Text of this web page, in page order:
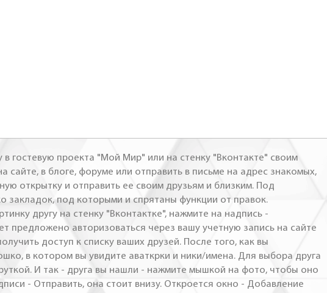
в гостевую проекта "Мой Мир" или на стенку "Вконтакте" своим
сайте, в блоге, форуме или отправить в письме на адрес знакомых,
открытку и отправить ее своим друзьям и близким. Под
закладок, под которыми и спрятаны функции от правок.
другу на стенку "Вконтактке", нажмите на надпись -
предложено авторизоваться через вашу учетную запись на сайте
доступ к списку ваших друзей. После того, как вы
в котором вы увидите аваткрки и ники/имена. Для выбора друга
И так - друга вы нашли - нажмите мышкой на фото, чтобы оно
- Отправить, она стоит внизу. Откроется окно - Добавление